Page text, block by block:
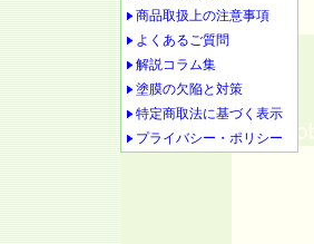
商品取扱上の注意事項
よくあるご質問
解説コラム集
塗膜の欠陥と対策
特定商取法に基づく表示
プライバシー・ポリシー